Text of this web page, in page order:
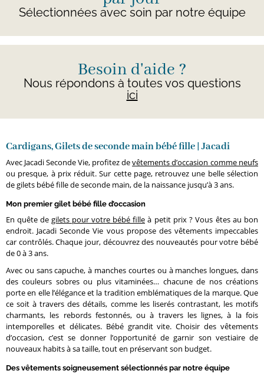
Sélectionnées avec soin par notre équipe
Besoin d'aide ?
Nous répondons à toutes vos questions
ici
Cardigans, Gilets de seconde main bébé fille | Jacadi
Avec Jacadi Seconde Vie, profitez devêtements d’occasion comme neufs
ou presque, à prix réduit. Sur cette page, retrouvez une belle sélection
de gilets bébé fille de seconde main, de la naissance jusqu’à 3 ans.
Mon premier gilet bébé fille d’occasion
En quête de gilets pour votre bébé fille à petit prix ? Vous êtes au bon
endroit. Jacadi Seconde Vie vous propose des vêtements impeccables
car contrôlés. Chaque jour, découvrez des nouveautés pour votre bébé
de 0 à 3 ans.
Avec ou sans capuche, à manches courtes ou à manches longues, dans
des couleurs sobres ou plus vitaminées… chacune de nos créations
porte en elle l’élégance et la tradition emblématiques de la marque. Que
ce soit à travers des détails, comme les liserés contrastant, les motifs
charmants, les rebords festonnés, ou à travers les lignes, à la fois
intemporelles et délicates. Bébé grandit vite. Choisir des vêtements
d’occasion, c’est se donner l’opportunité de garnir son vestiaire de
nouveaux habits à sa taille, tout en préservant son budget.
Des vêtements soigneusement sélectionnés par notre équipe